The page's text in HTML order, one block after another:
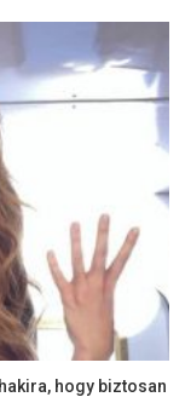
hogy biztosan